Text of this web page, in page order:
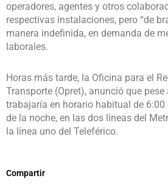
operadores, agentes y otros
respectivas instalaciones, pero “de
manera indefinida, en demanda de
laborales.
Horas más tarde, la Oficina para el
Transporte (Opret), anunció que
trabajaría en horario habitual de
de la noche, en las dos líneas del
la línea uno del Teleférico.
Compartir